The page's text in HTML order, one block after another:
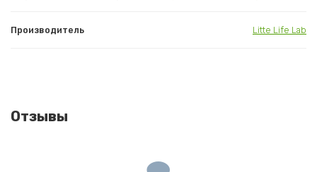
Производитель Litte Life Lab
Отзывы